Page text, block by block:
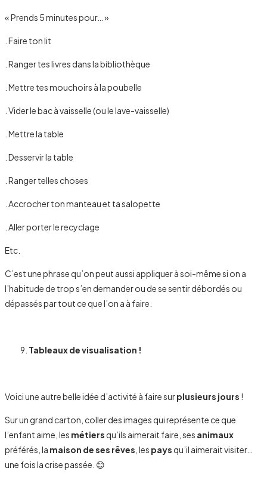
« Prends 5 minutes pour… »
. Faire ton lit
. Ranger tes livres dans la bibliothèque
. Mettre tes mouchoirs à la poubelle
. Vider le bac à vaisselle (ou le lave-vaisselle)
. Mettre la table
. Desservir la table
. Ranger telles choses
. Accrocher ton manteau et ta salopette
. Aller porter le recyclage
Etc.
C’est une phrase qu’on peut aussi appliquer à soi-même si on a
l’habitude de trop s’en demander ou de se sentir débordés ou
dépassés par tout ce que l’on a à faire.
Tableaux de visualisation !
Voici une autre belle idée d’activité à faire surplusieurs jours !
Sur un grand carton, coller des images qui représente ce que
l’enfant aime, les métiers qu’ils aimerait faire, ses animaux
préférés, la maison de ses rêves , les pays qu’il aimerait visiter…
une fois la crise passée. 😊